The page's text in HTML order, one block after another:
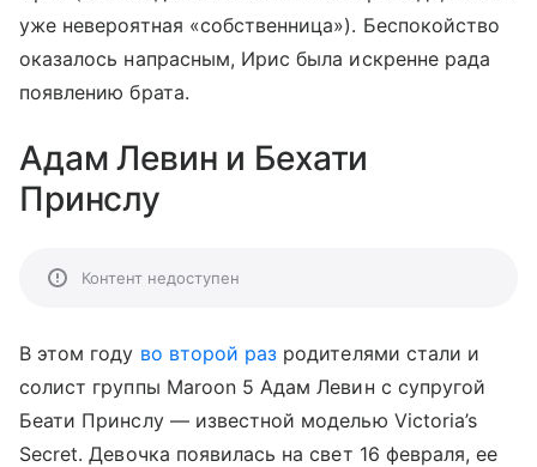
уже невероятная «собственница»). Беспокойство
оказалось напрасным, Ирис была искренне рада
появлению брата.
Адам Левин и Бехати
Принслу
Контент недоступен
В этом году во второй раз родителями стали и
солист группы Maroon 5 Адам Левин с супругой
Беати Принслу — известной моделью Victoria’s
Secret. Девочка появилась на свет 16 февраля, ее